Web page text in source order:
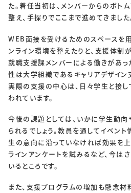
た。着任当初は、メンバーからのボト
整え、手探りでここまで進めてきました
WEB面接を受けるためのスペースを
ンライン環境を整えたりと、支援体制
就職支援課メンバーによる働きがあっ
性は大学組織であるキャリアデザイン
実際の支援の中心は、日々学生と接
われています。
今後の課題としては、いかに学生動
られるでしょう。教員を通してイベン
生の意向に沿っていなければ効果を上
ラインアンケートを試みるなど、今は
いるところです。
また、支援プログラムの増加も懸念材